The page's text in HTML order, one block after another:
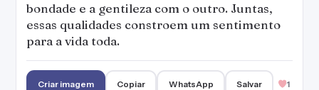
bondade e a gentileza com o outro. Juntas,
essas qualidades constroem um sentimento
para a vida toda.
Criar imagem Copiar WhatsApp Salvar 1